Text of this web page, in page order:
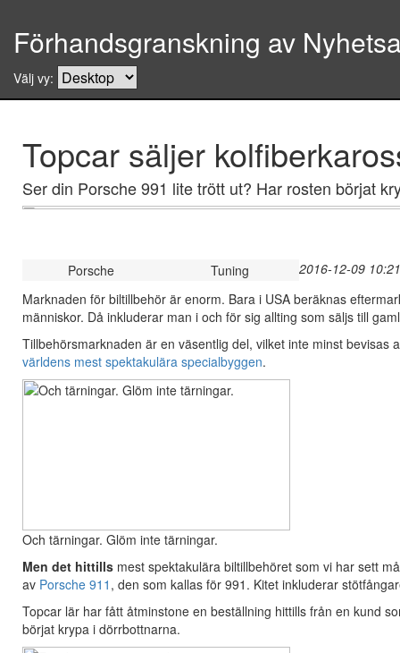
Förhandsgranskning av
Välj vy:
Topcar säljer
Ser din Porsche 991 lite trött ut? Har rosten börjat
2016-12-09
Porsche
Tuning
Marknaden för biltillbehör är enorm. Bara i USA beräknas
människor. Då inkluderar man i och för sig allting som säljs till
Tillbehörsmarknaden är en väsentlig del, vilket inte minst
världens mest spektakulära specialbyggen.
Och tärningar. Glöm inte tärningar.
Men det hittills mest spektakulära biltillbehöret som vi har sett
av Porsche 911 , den som kallas för 991. Kitet inkluderar
Topcar lär har fått åtminstone en beställning hittills från en kund
börjat krypa i dörrbottnarna.